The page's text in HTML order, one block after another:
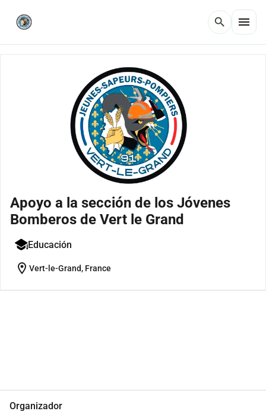
search menu
Apoyo a la sección de los Jóvenes
Bomberos de Vert le Grand
Educación
location_on Vert-le-Grand, France
Organizador